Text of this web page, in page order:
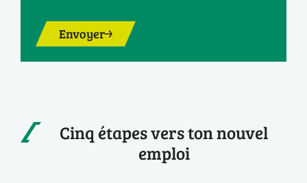
Envoyer
Cinq étapes vers ton nouvel
emploi